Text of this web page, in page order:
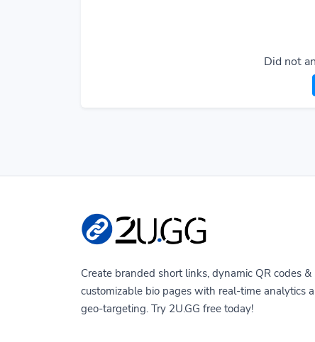
Did not
Create branded short links, dynamic QR codes &
customizable bio pages with real-time analytics
geo-targeting. Try 2U.GG free today!